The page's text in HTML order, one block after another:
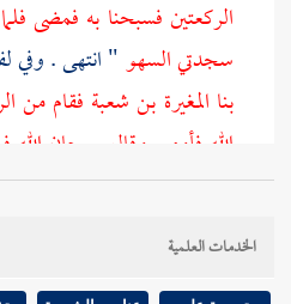
الركعتين فسبحنا به فمضى
سجدتي السهو" انتهى . وفي
بنا المغيرة بن شعبة فقام من
الله فأومى وقال سبحان الله
صلاته سجد سجدتين وهو
رسول الله - صلى الله عليه
جلوسه ، فمضى فيالخدمات العلمية